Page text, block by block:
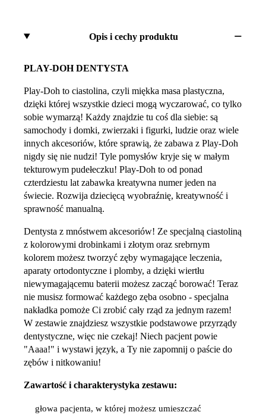
Opis i cechy produktu
PLAY-DOH DENTYSTA
Play-Doh to ciastolina, czyli miękka masa plastyczna,
dzięki której wszystkie dzieci mogą wyczarować, co tylko
sobie wymarzą! Każdy znajdzie tu coś dla siebie: są
samochody i domki, zwierzaki i figurki, ludzie oraz wiele
innych akcesoriów, które sprawią, że zabawa z Play-Doh
nigdy się nie nudzi! Tyle pomysłów kryje się w małym
tekturowym pudełeczku! Play-Doh to od ponad
czterdziestu lat zabawka kreatywna numer jeden na
świecie. Rozwija dziecięcą wyobraźnię, kreatywność i
sprawność manualną.
Dentysta z mnóstwem akcesoriów! Ze specjalną ciastoliną
z kolorowymi drobinkami i złotym oraz srebrnym
kolorem możesz tworzyć zęby wymagające leczenia,
aparaty ortodontyczne i plomby, a dzięki wiertłu
niewymagającemu baterii możesz zacząć borować! Teraz
nie musisz formować każdego zęba osobno - specjalna
nakładka pomoże Ci zrobić cały rząd za jednym razem!
W zestawie znajdziesz wszystkie podstawowe przyrządy
dentystyczne, więc nie czekaj! Niech pacjent powie
"Aaaa!" i wystawi język, a Ty nie zapomnij o paście do
zębów i nitkowaniu!
Zawartość i charakterystyka zestawu:
głowa pacjenta, w której możesz umieszczać